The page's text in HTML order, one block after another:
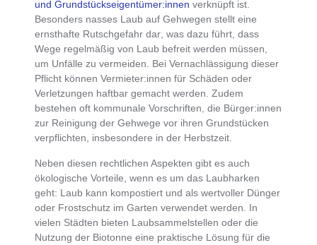
und Grundstückseigentümer:innen verknüpft ist.
Besonders nasses Laub auf Gehwegen stellt eine
ernsthafte Rutschgefahr dar , was dazu führt, dass
Wege regelmäßig von Laub befreit werden müssen,
um Unfälle zu vermeiden . Bei Vernachlässigung dieser
Pflicht können Vermieter:innen für Schäden oder
Verletzungen haftbar gemacht werden . Zudem
bestehen oft kommunale Vorschriften, die Bürger:innen
zur Reinigung der Gehwege vor ihren Grundstücken
verpflichten , insbesondere in der Herbstzeit.
Neben diesen rechtlichen Aspekten gibt es auch
ökologische Vorteile , wenn es um das Laubharken
geht: Laub kann kompostiert und als wertvoller Dünger
oder Frostschutz im Garten verwendet werden . In
vielen Städten bieten Laubsammelstellen oder die
Nutzung der Biotonne eine praktische Lösung für die